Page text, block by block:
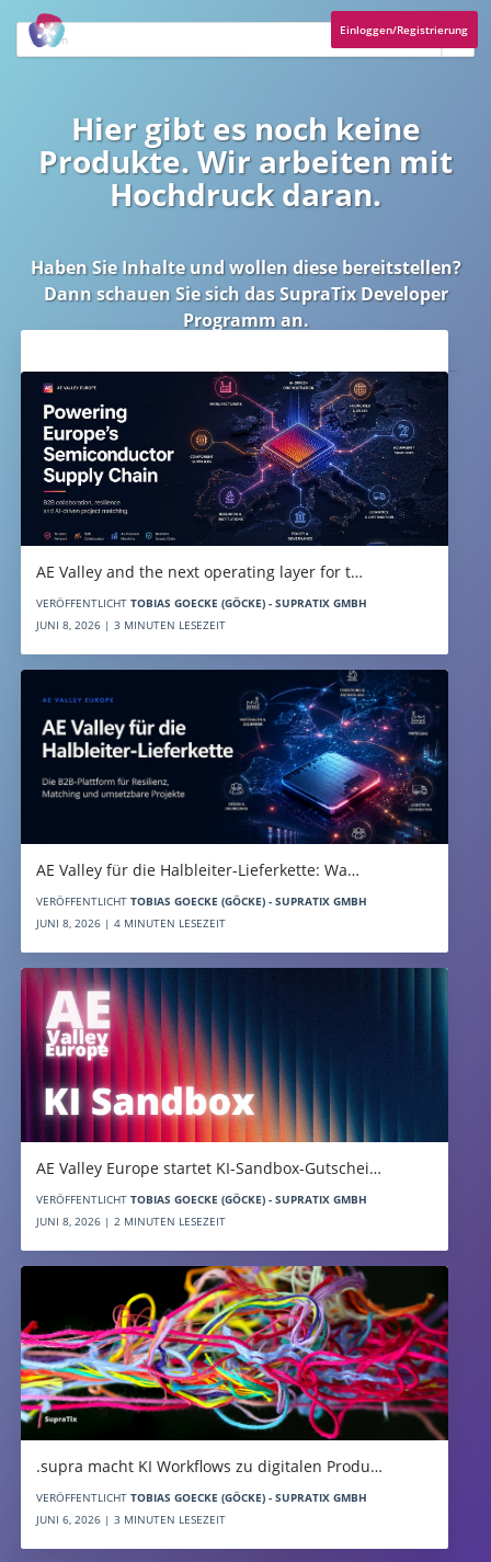
Einloggen/Registrierung
Hier gibt es noch keine
Produkte. Wir arbeiten mit
Hochdruck daran.
Haben Sie Inhalte und wollen diese bereitstellen?
Dann schauen Sie sich dasSupraTix Developer
Programman.
AE Valley and the next operating layer for t…
VERÖFFENTLICHT TOBIAS GOECKE (GÖCKE) - SUPRATIX GMBH
JUNI 8, 2026 | 3 MINUTEN LESEZEIT
AE Valley für die Halbleiter-Lieferkette: Wa…
VERÖFFENTLICHT TOBIAS GOECKE (GÖCKE) - SUPRATIX GMBH
JUNI 8, 2026 | 4 MINUTEN LESEZEIT
AE Valley Europe startet KI-Sandbox-Gutschei…
VERÖFFENTLICHT TOBIAS GOECKE (GÖCKE) - SUPRATIX GMBH
JUNI 8, 2026 | 2 MINUTEN LESEZEIT
.supra macht KI Workflows zu digitalen Produ…
VERÖFFENTLICHT TOBIAS GOECKE (GÖCKE) - SUPRATIX GMBH
JUNI 6, 2026 | 3 MINUTEN LESEZEIT